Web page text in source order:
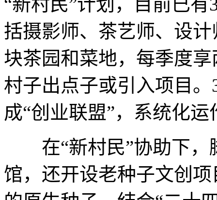
“新村民”计划，目前已
括摄影师、茶艺师、设
块茶园和菜地，每季度
村子出点子或引入项目
成“创业联盟”，系统化
在“新村民”协助下，
馆，还开设老种子文创